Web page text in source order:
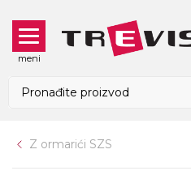
meni
Z ormarići SZS